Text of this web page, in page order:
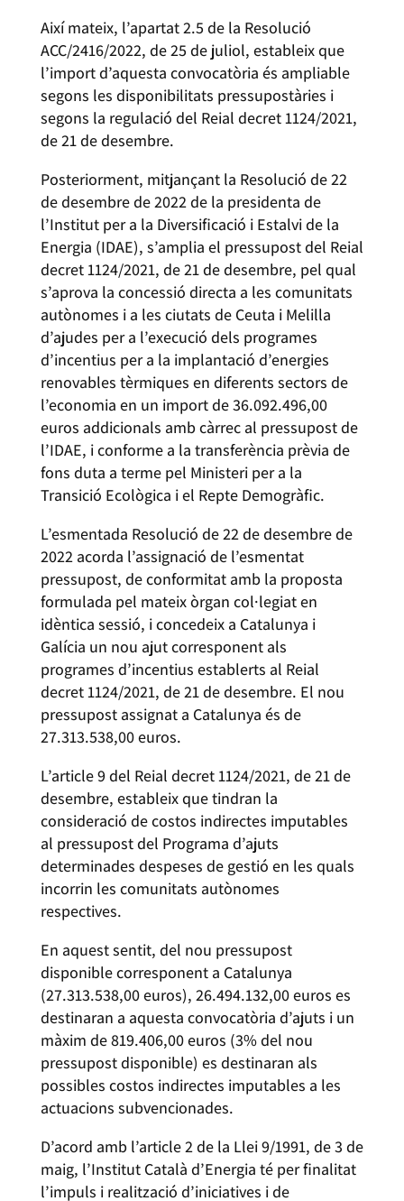
Així mateix, l’apartat 2.5 de la Resolució
ACC/2416/2022, de 25 de juliol, estableix que
l’import d’aquesta convocatòria és ampliable
segons les disponibilitats pressupostàries i
segons la regulació del Reial decret 1124/2021,
de 21 de desembre.
Posteriorment, mitjançant la Resolució de 22
de desembre de 2022 de la presidenta de
l’Institut per a la Diversificació i Estalvi de la
Energia (IDAE), s’amplia el pressupost del Reial
decret 1124/2021, de 21 de desembre, pel qual
s’aprova la concessió directa a les comunitats
autònomes i a les ciutats de Ceuta i Melilla
d’ajudes per a l’execució dels programes
d’incentius per a la implantació d’energies
renovables tèrmiques en diferents sectors de
l’economia en un import de 36.092.496,00
euros addicionals amb càrrec al pressupost de
l’IDAE, i conforme a la transferència prèvia de
fons duta a terme pel Ministeri per a la
Transició Ecològica i el Repte Demogràfic.
L’esmentada Resolució de 22 de desembre de
2022 acorda l’assignació de l’esmentat
pressupost, de conformitat amb la proposta
formulada pel mateix òrgan col·legiat en
idèntica sessió, i concedeix a Catalunya i
Galícia un nou ajut corresponent als
programes d’incentius establerts al Reial
decret 1124/2021, de 21 de desembre. El nou
pressupost assignat a Catalunya és de
27.313.538,00 euros.
L’article 9 del Reial decret 1124/2021, de 21 de
desembre, estableix que tindran la
consideració de costos indirectes imputables
al pressupost del Programa d’ajuts
determinades despeses de gestió en les quals
incorrin les comunitats autònomes
respectives.
En aquest sentit, del nou pressupost
disponible corresponent a Catalunya
(27.313.538,00 euros), 26.494.132,00 euros es
destinaran a aquesta convocatòria d’ajuts i un
màxim de 819.406,00 euros (3% del nou
pressupost disponible) es destinaran als
possibles costos indirectes imputables a les
actuacions subvencionades.
D’acord amb l’article 2 de la Llei 9/1991, de 3 de
maig, l’Institut Català d’Energia té per finalitat
l’impuls i realització d’iniciatives i de